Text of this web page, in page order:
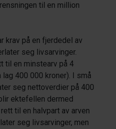
til en million
krav på en fjerdedel av
seg livsarvinger.
til en minstearv på 4
400 000 kroner). I små
seg nettoverdier på 400
ektefellen dermed
til en halvpart av arven
seg livsarvinger, men